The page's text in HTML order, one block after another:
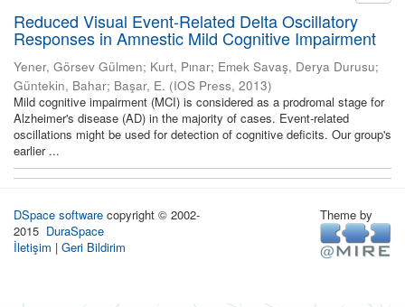
Reduced Visual Event-Related Delta Oscillatory
Responses in Amnestic Mild Cognitive Impairment
Yener, Görsev Gülmen; Kurt, Pınar; Emek Savaş, Derya Durusu;
Güntekin, Bahar; Başar, E. (IOS Press, 2013)
Mild cognitive impairment (MCI) is considered as a prodromal stage for
Alzheimer's disease (AD) in the majority of cases. Event-related
oscillations might be used for detection of cognitive deficits. Our group's
earlier ...
DSpace software copyright © 2002-
2015 DuraSpace
İletişim | Geri Bildirim
Theme by